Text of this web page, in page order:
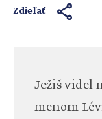
Zdieľať
Ježiš videl
menom